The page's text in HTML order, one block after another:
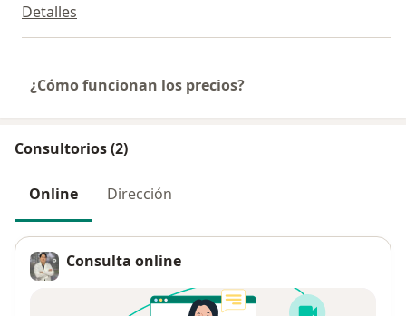
Detalles
¿Cómo funcionan los precios?
Consultorios (2)
Online Dirección
Consulta online